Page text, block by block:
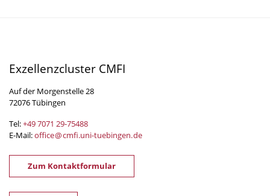
Exzellenzcluster CMFI
Auf der Morgenstelle 28
72076 Tübingen
Tel:+49 7071 29-75488
E-Mail:office@cmfi.uni-tuebingen.de
Zum Kontaktformular